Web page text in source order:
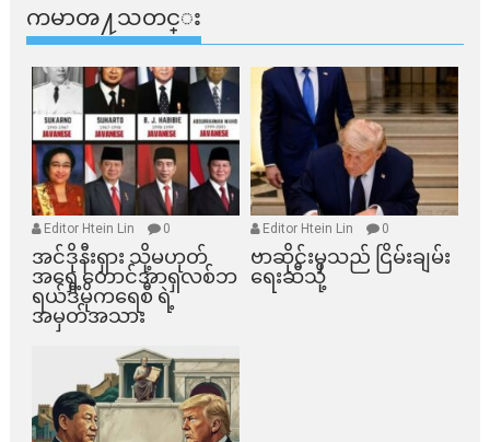
ကမာၻ႔သတင္း
Editor Htein Lin 0
အင်ဒိုနီးရှား သို့မဟုတ်
အရှေ့တောင်အာရှလစ်ဘ
ရယ်ဒီမိုကရေစီ ရဲ့
အမှတ်အသား
Editor Htein Lin 0
ဗာဆိုင်းမှသည် ငြိမ်းချမ်း
ရေးဆီသို့